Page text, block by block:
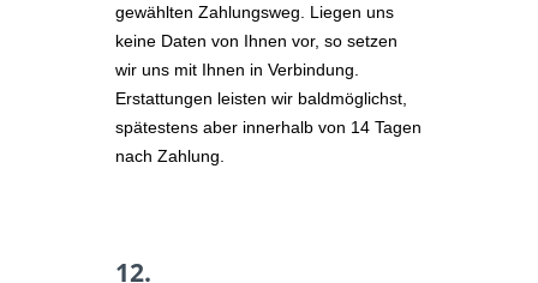
gewählten Zahlungsweg. Liegen uns
keine Daten von Ihnen vor, so setzen
wir uns mit Ihnen in Verbindung.
Erstattungen leisten wir baldmöglichst,
spätestens aber innerhalb von 14 Tagen
nach Zahlung.
12.